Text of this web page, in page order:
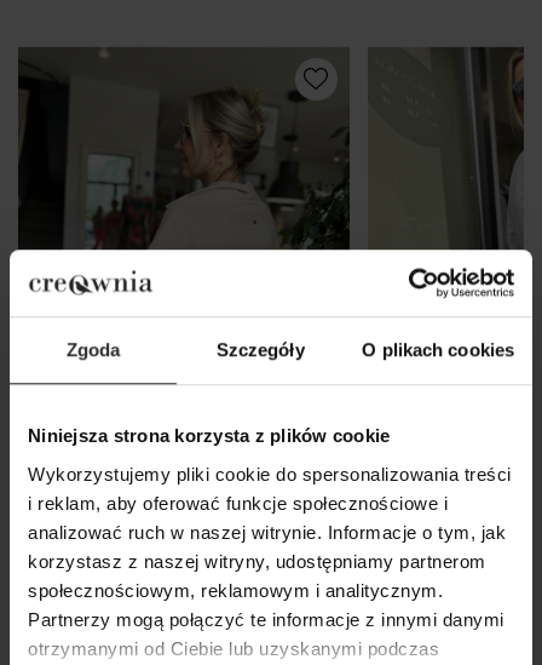
Zgoda Szczegóły O plikach cookies
Niniejsza strona korzysta z plików cookie
Wykorzystujemy pliki cookie do spersonalizowania treści
i reklam, aby oferować funkcje społecznościowe i
analizować ruch w naszej witrynie. Informacje o tym, jak
korzystasz z naszej witryny, udostępniamy partnerom
społecznościowym, reklamowym i analitycznym.
Partnerzy mogą połączyć te informacje z innymi danymi
otrzymanymi od Ciebie lub uzyskanymi podczas
Oversize Wdzianko w kolorze
beżowym asymetryczne Novi
Beige
339,00 zł
Żakiet Cassie
649,00 zł